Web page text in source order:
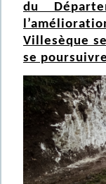
du
Villesèque
se